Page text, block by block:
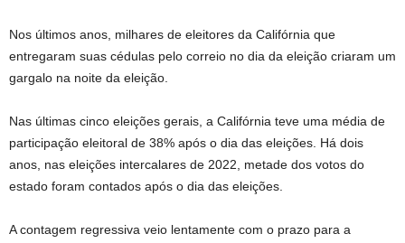
Nos últimos anos, milhares de eleitores da Califórnia que
entregaram suas cédulas pelo correio no dia da eleição criaram um
gargalo na noite da eleição.
Nas últimas cinco eleições gerais, a Califórnia teve uma média de
participação eleitoral de 38% após o dia das eleições. Há dois
anos, nas eleições intercalares de 2022, metade dos votos do
estado foram contados após o dia das eleições.
A contagem regressiva veio lentamente com o prazo para a